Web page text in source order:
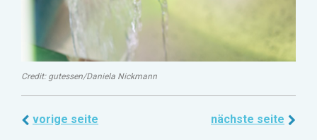
Credit: gutessen/Daniela Nickmann
vorige seite nächste seite